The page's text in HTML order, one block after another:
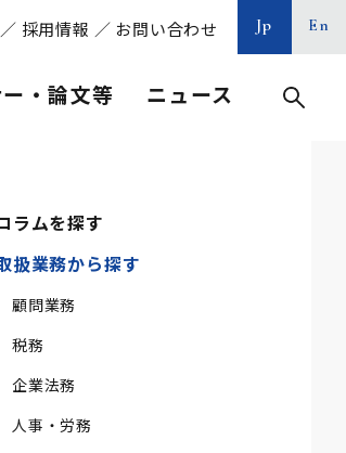
／ 採用情報 ／ お問い合わせ Jp En
・論文等 ニュース
ラムを探す
扱業務から探す
顧問業務
税務
企業法務
人事・労務